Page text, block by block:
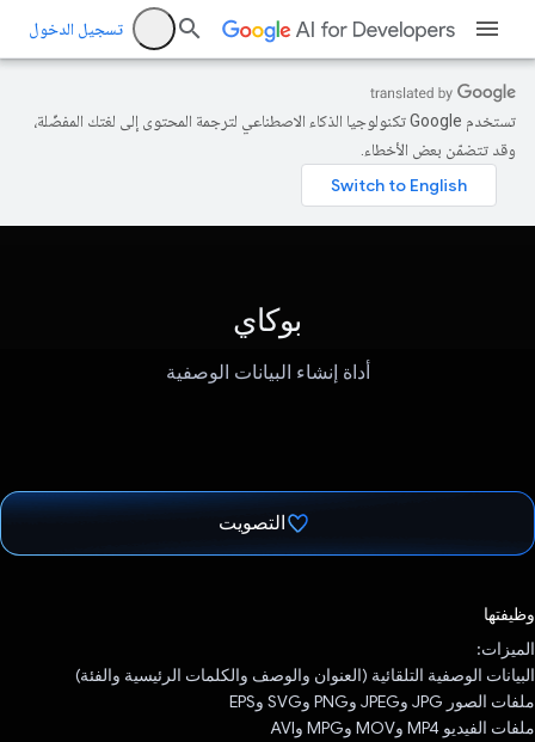
تسجيل الدخول
تستخدم Google تكنولوجيا الذكاء الاصطناعي لترجمة المحتوى إلى لغتك المفضّلة،
وقد تتضمّن بعض الأخطاء.
بوكاي
أداة إنشاء البيانات الوصفية
التصويت
وظيفتها
الميزات:
البيانات الوصفية التلقائية (العنوان والوصف والكلمات الرئيسية والفئة)
ملفات الصور JPG وJPEG وPNG وSVG وEPS
ملفات الفيديو MP4 وMOV وMPG وAVI